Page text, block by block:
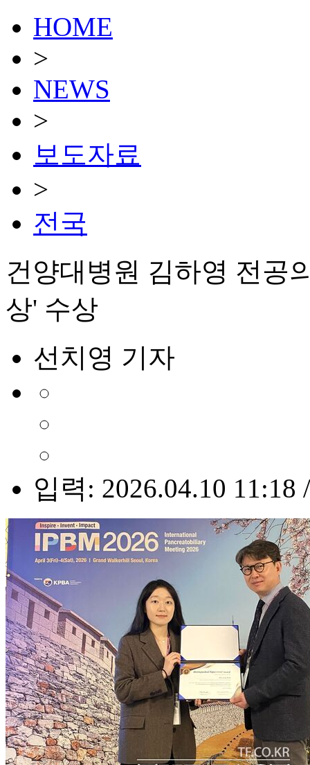
HOME
>
NEWS
>
보도자료
>
전국
건양대병원 김하영 전공
상' 수상
선치영 기자
입력: 2026.04.10 11:18